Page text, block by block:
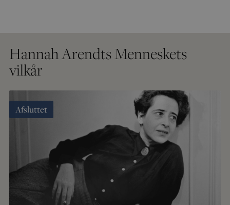
Hannah Arendts Menneskets
vilkår
Afsluttet